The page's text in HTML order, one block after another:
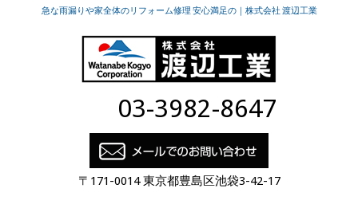
急な雨漏りや家全体のリフォーム修理 安心満足の｜株式会社 渡辺工業
03-3982-8647
〒171-0014 東京都豊島区池袋3-42-17